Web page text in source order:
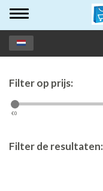
Toggle
Filter op prijs:
€0
Filter de resultaten: